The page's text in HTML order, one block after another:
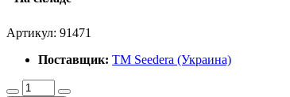
Артикул: 91471
Поставщик: ТМ Seedera (Украина)